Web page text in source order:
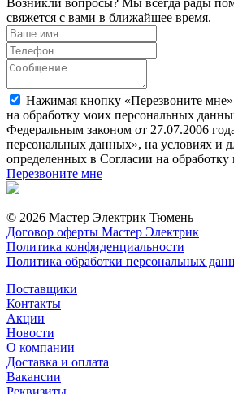
свяжется с вами в ближайшее время.
Нажимая кнопку «Перезвоните
на обработку моих персональных
Федеральным законом от 27.07.2006
персональных данных», на условиях и
определенных в Согласии на
Перезвоните мне
© 2026 Мастер Электрик Тюмень
Договор оферты Мастер Электрик
Политика конфиденциальности
Политика обработки персональных
Поставщики
Контакты
Акции
Новости
О компании
Доставка и оплата
Вакансии
Реквизиты